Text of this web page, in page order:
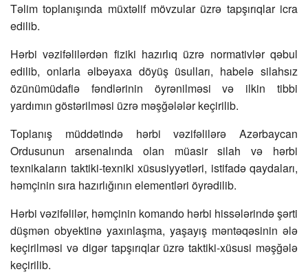
Təlim toplanışında müxtəlif mövzular üzrə tapşırıqlar icra
edilib.
Hərbi vəzifəlilərdən fiziki hazırlıq üzrə normativlər qəbul
edilib, onlarla əlbəyaxa döyüş üsulları, habelə silahsız
özünümüdafiə fəndlərinin öyrənilməsi və ilkin tibbi
yardımın göstərilməsi üzrə məşğələlər keçirilib.
Toplanış müddətində hərbi vəzifəlilərə Azərbaycan
Ordusunun arsenalında olan müasir silah və hərbi
texnikaların taktiki-texniki xüsusiyyətləri, istifadə qaydaları,
həmçinin sıra hazırlığının elementləri öyrədilib.
Hərbi vəzifəlilər, həmçinin komando hərbi hissələrində şərti
düşmən obyektinə yaxınlaşma, yaşayış məntəqəsinin ələ
keçirilməsi və digər tapşırıqlar üzrə taktiki-xüsusi məşğələ
keçirilib.